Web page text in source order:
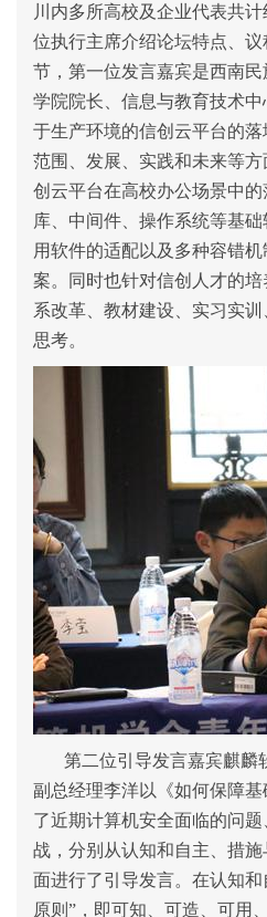
川内多所高校及企业代表共
位执行主席介绍论坛特点、议
节，第一位发言嘉宾是西南
学院院长、 信息与教育技术中
于生产环境的信创云平台的
范围、发展、实践和未来等
创云平台在高校办公场景中
库、中间件、操作系统等基
用软件的适配以及多种容错
案。同时也针对信创人才的
系改革、教材建设、实习实
思考。
第二位引导发言嘉宾麒麟
副总经理李洋以《如何保障
了近期计算机安全面临的问
战，分别从认知和自主、措
面进行了引导发言。在认知
原则”，即可知、可造、可用